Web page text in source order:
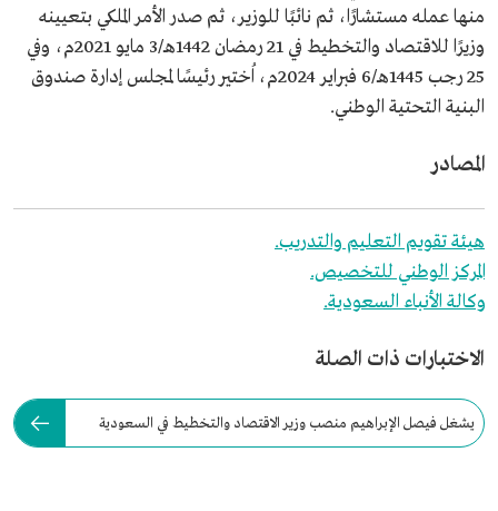
منها عمله مستشارًا، ثم نائبًا للوزير، ثم صدر الأمر الملكي بتعيينه
وزيرًا للاقتصاد والتخطيط في 21 رمضان 1442هـ/3 مايو 2021م، وفي
25 رجب 1445هـ/6 فبراير 2024م، اُختير رئيسًا لمجلس إدارة صندوق
البنية التحتية الوطني.
المصادر
هيئة تقويم التعليم والتدريب.
المركز الوطني للتخصيص.
وكالة الأنباء السعودية.
الاختبارات ذات الصلة
يشغل فيصل الإبراهيم منصب وزير الاقتصاد والتخطيط في السعودية